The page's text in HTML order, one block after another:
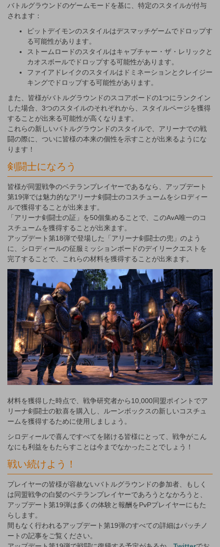
バトルグラウンドのゲームモードを基に、特定のスタイルが付与
されます：
ピットデイモンのスタイルはデスマッチゲームでドロップす
る可能性があります。
ストームロードのスタイルはキャプチャー・ザ・レリックと
カオスボールでドロップする可能性があります。
ファイアドレイクのスタイルはドミネーションとクレイジー
キングでドロップする可能性があります。
また、皆様がバトルグラウンドのスコアボードの1つにランクイン
した場合、3つのスタイルのそれぞれから、スタイルページを獲得
することが出来る可能性が高くなります。
これらの新しいバトルグラウンドのスタイルで、アリーナでの戦
闘の際に、ついに皆様の本来の個性を示すことが出来るようにな
ります！
剣闘士になろう
皆様が同盟戦争のベテランプレイヤーであるなら、アップデート
第19弾では魅力的なアリーナ剣闘士のコスチュームをシロディー
ルで獲得することが出来ます。
「アリーナ剣闘士の証」を50個集めることで、このAvA唯一のコ
スチュームを獲得することが出来ます。
アップデート第18弾で登場した「アリーナ剣闘士の兜」のよう
に、シロディールの征服ミッションボードのデイリークエストを
完了することで、これらの材料を獲得することが出来ます。
材料を獲得した時点で、戦争研究者から10,000同盟ポイントでア
リーナ剣闘士の歓喜を購入し、ルーンボックスの新しいコスチュ
ームを獲得するために使用しましょう。
シロディールで喜んですべてを賭ける皆様にとって、戦争がこん
なにも利益をもたらすことは今までなかったことでしょう！
戦い続けよう！
プレイヤーの皆様が容赦ないバトルグラウンドの参加者、もしく
は同盟戦争の白髪のベテランプレイヤーであろうとなかろうと、
アップデート第19弾は多くの体験と報酬をPvPプレイヤーにもた
らします。
間もなく行われるアップデート第19弾のすべての詳細はパッチノ
ートの記事をご覧ください。